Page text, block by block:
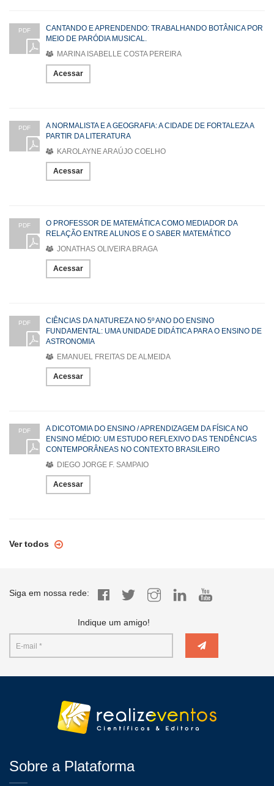
PDF
CANTANDO E APRENDENDO: TRABALHANDO BOTÂNICA POR
MEIO DE PARÓDIA MUSICAL.
MARINA ISABELLE COSTA PEREIRA
Acessar
PDF
A NORMALISTA E A GEOGRAFIA: A CIDADE DE FORTALEZA A
PARTIR DA LITERATURA
KAROLAYNE ARAÚJO COELHO
Acessar
PDF
O PROFESSOR DE MATEMÁTICA COMO MEDIADOR DA
RELAÇÃO ENTRE ALUNOS E O SABER MATEMÁTICO
JONATHAS OLIVEIRA BRAGA
Acessar
PDF
CIÊNCIAS DA NATUREZA NO 5º ANO DO ENSINO
FUNDAMENTAL: UMA UNIDADE DIDÁTICA PARA O ENSINO DE
ASTRONOMIA
EMANUEL FREITAS DE ALMEIDA
Acessar
PDF
A DICOTOMIA DO ENSINO / APRENDIZAGEM DA FÍSICA NO
ENSINO MÉDIO: UM ESTUDO REFLEXIVO DAS TENDÊNCIAS
CONTEMPORÂNEAS NO CONTEXTO BRASILEIRO
DIEGO JORGE F. SAMPAIO
Acessar
Ver todos
Siga em nossa rede:
Indique um amigo!
Sobre a Plataforma